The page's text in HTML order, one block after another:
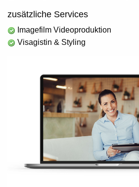
zusätzliche Services
Imagefilm Videoproduktion
Visagistin & Styling